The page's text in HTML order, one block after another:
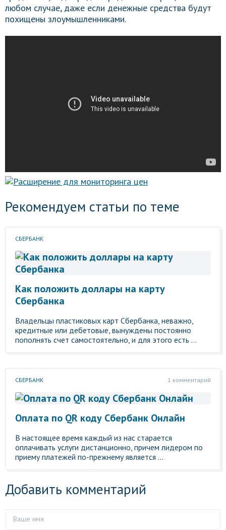
любом случае, даже если денежные средства будут
похищены злоумышленниками.
Рекомендуем статьи по теме
СБЕРБАНК
Как положить доллары на карту
Сбербанка
Владельцы пластиковых карт Сбербанка, неважно,
кредитные или дебетовые, вынуждены постоянно
пополнять счет самостоятельно, и для этого есть ...
СБЕРБАНК 1 комментарий
Оплата по QR коду Сбербанк Онлайн
В настоящее время каждый из нас старается
оплачивать услуги дистанционно, причем лидером по
приему платежей по-прежнему является ...
Добавить комментарий